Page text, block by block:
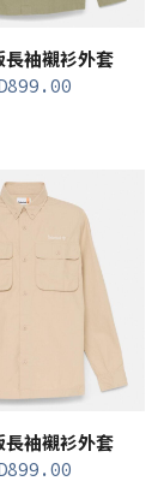
長袖襯衫外套
899.00
長袖襯衫外套
899.00